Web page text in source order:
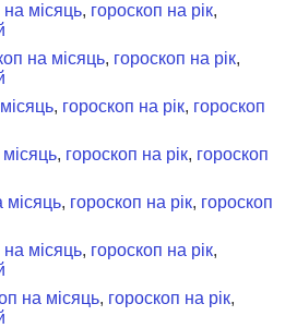
на місяць, гороскоп на рік,
на місяць, гороскоп на рік,
, гороскоп на рік, гороскоп
, гороскоп на рік, гороскоп
місяць, гороскоп на рік, гороскоп
на місяць, гороскоп на рік,
на місяць, гороскоп на рік,